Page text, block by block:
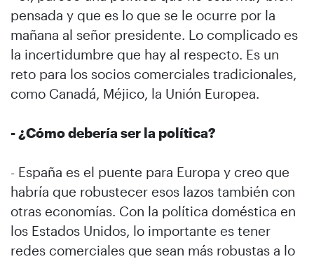
pensada y que es lo que se le ocurre por la
mañana al señor presidente. Lo complicado es
la incertidumbre que hay al respecto. Es un
reto para los socios comerciales tradicionales,
como Canadá, Méjico, la Unión Europea.
- ¿Cómo debería ser la política?
- España es el puente para Europa y creo que
habría que robustecer esos lazos también con
otras economías. Con la política doméstica en
los Estados Unidos, lo importante es tener
redes comerciales que sean más robustas a lo